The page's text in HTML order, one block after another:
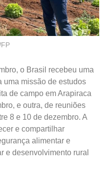
o Brasil recebeu uma
uma missão de estudos
de campo em Arapiraca
e outra, de reuniões
8 e 10 de dezembro. A
e compartilhar
alimentar e
e desenvolvimento rural